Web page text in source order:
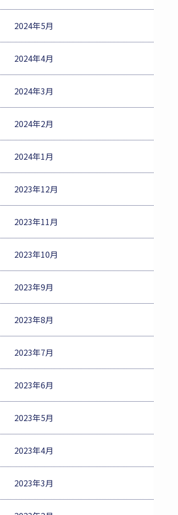
2024年5月
2024年4月
2024年3月
2024年2月
2024年1月
2023年12月
2023年11月
2023年10月
2023年9月
2023年8月
2023年7月
2023年6月
2023年5月
2023年4月
2023年3月